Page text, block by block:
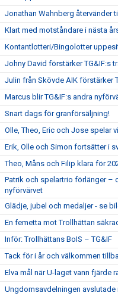
Jonathan Wahnberg återvänder
Klart med motståndare i nästa
Kontantlotteri/Bingolotter
Johny David förstärker TG&IF:s
Julin från Skövde AIK förstärker
Marcus blir TG&IF:s andra
Snart dags för granförsäljning!
Olle, Theo, Eric och Jose spelar
Erik, Olle och Simon fortsätter i
Theo, Måns och Filip klara för
Patrik och spelartrio förlänger –
nyförvärvet
Glädje, jubel och medaljer - se
En femetta mot Trollhättan
Inför: Trollhättans BoIS – TG&IF
Tack för i år och välkommen
Elva mål när U-laget vann fjärde
Ungdomsavdelningen